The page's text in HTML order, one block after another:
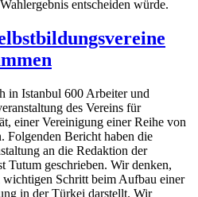
entscheiden würde.
in Istanbul 600 Arbeiter und
des Vereins für
einer Vereinigung einer Reihe von
Folgenden Bericht haben die
an die Redaktion der
Tutum geschrieben. Wir denken,
wichtigen Schritt beim Aufbau einer
in der Türkei darstellt. Wir